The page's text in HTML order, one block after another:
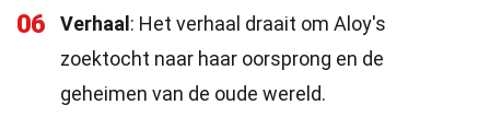
06 Verhaal : Het verhaal draait om Aloy's
zoektocht naar haar oorsprong en de
geheimen van de oude wereld.